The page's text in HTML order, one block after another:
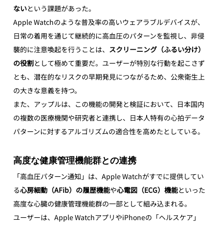
ないという課題があった。
Apple Watchのような普及率の高いウェアラブルデバイスが、
日常の着用を通じて継続的に高血圧のパターンを監視し、非侵
襲的に注意喚起を行うことは、 スクリーニング（ふるい分け）
の役割として極めて重要だ。ユーザーが特別な行動を起こさず
とも、潜在的なリスクの早期発見につながるため、公衆衛生上
の大きな意義を持つ。
また、アップルは、この機能の開発と検証において、日本国内
の複数の医療機関や研究者と連携し、日本人特有の心拍データ
パターンに対するアルゴリズムの適合性を高めたとしている。
高度な健康管理機能群との連携
「高血圧パターン通知」は、Apple Watchがすでに提供してい
る心房細動（AFib）の履歴機能や心電図（ECG）機能といった
高度な心臓の健康管理機能群の一部として組み込まれる。
ユーザーは、Apple WatchアプリやiPhoneの「ヘルスケア」